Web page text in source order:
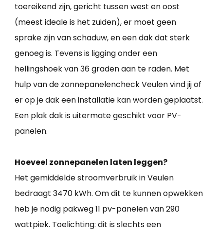
toereikend zijn, gericht tussen west en oost
(meest ideale is het zuiden), er moet geen
sprake zijn van schaduw, en een dak dat sterk
genoeg is. Tevens is ligging onder een
hellingshoek van 36 graden aan te raden. Met
hulp van de zonnepanelencheck Veulen vind jij of
er op je dak een installatie kan worden geplaatst.
Een plak dak is uitermate geschikt voor PV-
panelen.
Hoeveel zonnepanelen laten leggen?
Het gemiddelde stroomverbruik in Veulen
bedraagt 3470 kWh. Om dit te kunnen opwekken
heb je nodig pakweg 11 pv-panelen van 290
wattpiek. Toelichting: dit is slechts een